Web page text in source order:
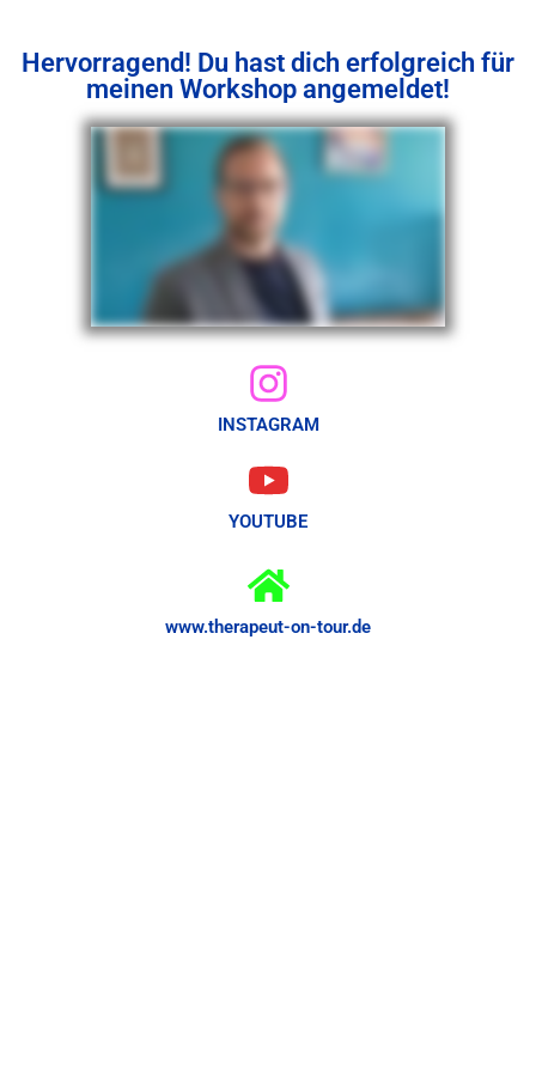
Hervorragend! Du hast dich erfolgreich für
meinen Workshop angemeldet!
INSTAGRAM
YOUTUBE
www.therapeut-on-tour.de